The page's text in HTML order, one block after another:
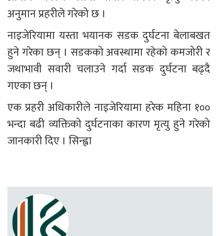
अनुमान प्रहरीले गरेको छ ।
नाइजेरियामा यस्ता भयानक सडक दुर्घटना बेलाबखत
हुने गरेका छन् । सडकको अवस्थामा रहेको कमजोरी र
जथाभावी सवारी चलाउने गर्दा सडक दुर्घटना बढ्दै
गएका छन् ।
एक प्रहरी अधिकारीले नाइजेरियामा हरेक महिना १००
भन्दा बढी व्यक्तिको दुर्घटनाका कारण मृत्यु हुने गरेको
जानकारी दिए । सिन्ह्वा